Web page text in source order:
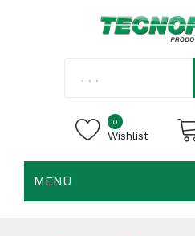
0
Wishlist
MENU